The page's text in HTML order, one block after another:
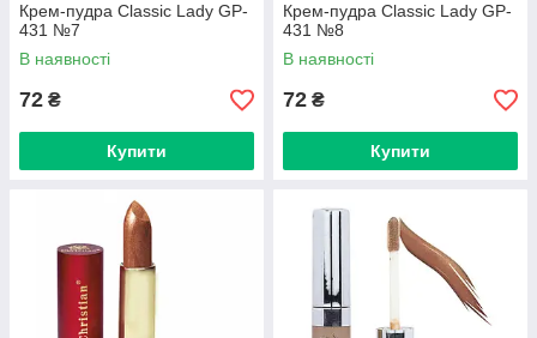
Крем-пудра Classic Lady GP-
431 №7
В наявності
72 ₴
Купити
Крем-пудра Classic Lady GP-
431 №8
В наявності
72 ₴
Купити